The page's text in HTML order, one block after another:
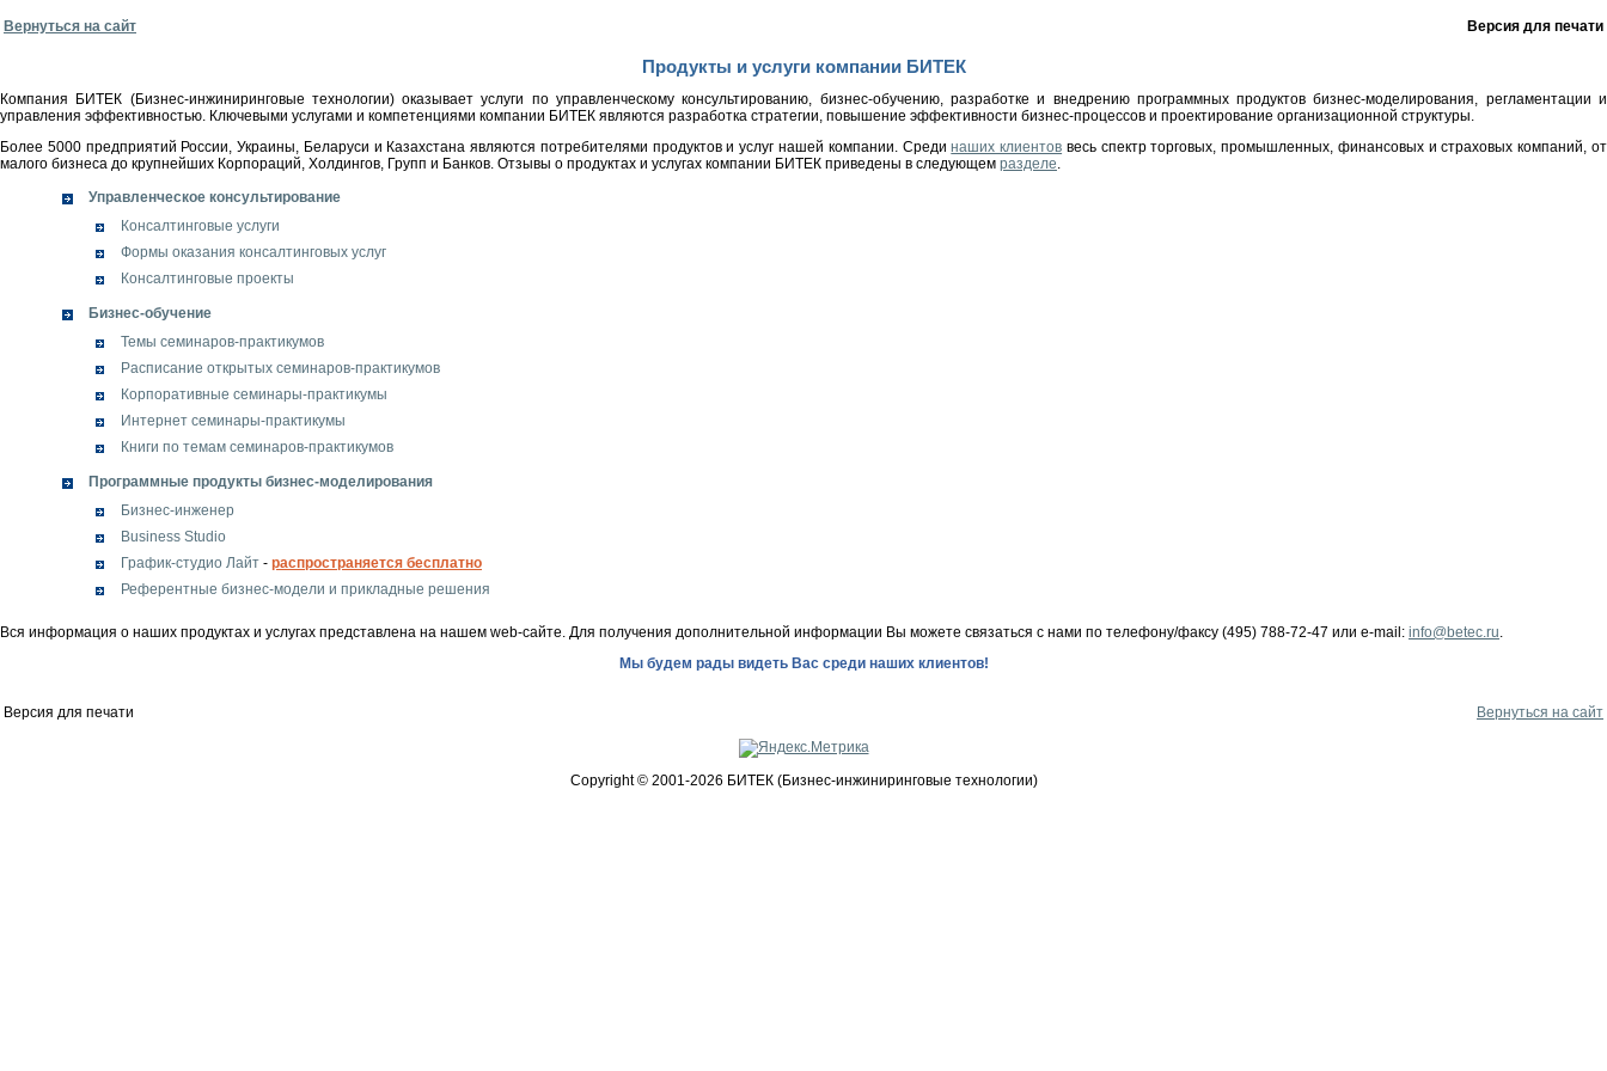
Вернуться на сайт Версия для печати
Продукты и услуги компании БИТЕК
Компания БИТЕК (Бизнес-инжиниринговые технологии) оказывает услуги по управленческому консультированию, бизнес-обучению, разработке и внедрению программных продуктов бизнес-моделирования, регламентации и
управления эффективностью. Ключевыми услугами и компетенциями компании БИТЕК являются разработка стратегии, повышение эффективности бизнес-процессов и проектирование организационной структуры.
Более 5000 предприятий России, Украины, Беларуси и Казахстана являются потребителями продуктов и услуг нашей компании. Срединаших клиентов весь спектр торговых, промышленных, финансовых и страховых компаний, от
малого бизнеса до крупнейших Корпораций, Холдингов, Групп и Банков. Отзывы о продуктах и услугах компании БИТЕК приведены в следующем разделе.
Управленческое консультирование
Консалтинговые услуги
Формы оказания консалтинговых услуг
Консалтинговые проекты
Бизнес-обучение
Темы семинаров-практикумов
Расписание открытых семинаров-практикумов
Корпоративные семинары-практикумы
Интернет семинары-практикумы
Книги по темам семинаров-практикумов
Программные продукты бизнес-моделирования
Бизнес-инженер
Business Studio
График-студио Лайт - распространяется бесплатно
Референтные бизнес-модели и прикладные решения
Вся информация о наших продуктах и услугах представлена на нашем web-сайте. Для получения дополнительной информации Вы можете связаться с нами по телефону/факсу (495) 788-72-47 или e-mail: info@betec.ru.
Мы будем рады видеть Вас среди наших клиентов!
Версия для печати Вернуться на сайт
Copyright © 2001-2026 БИТЕК (Бизнес-инжиниринговые технологии)